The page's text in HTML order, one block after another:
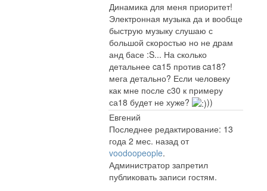
Динамика для меня приоритет!
Электронная музыка да и вообще
быструю музыку слушаю с
большой скоростью но не драм
анд басе :S... На сколько
детальнее ca15 против ca18?
мега детально? Если человеку
как мне после с30 к примеру
са18 будет не хуже?
))
Евгений
Последнее редактирование: 13
года 2 мес. назад от
voodoopeople.
Администратор запретил
публиковать записи гостям.